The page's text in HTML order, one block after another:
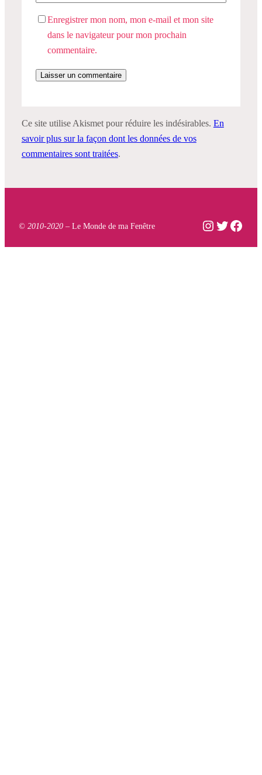
Enregistrer mon nom, mon e-mail et mon site
dans le navigateur pour mon prochain
commentaire.
Ce site utilise Akismet pour réduire les indésirables. En
savoir plus sur la façon dont les données de vos
commentaires sont traitées.
© 2010-2020 – Le Monde de ma Fenêtre Instagram
Twitter